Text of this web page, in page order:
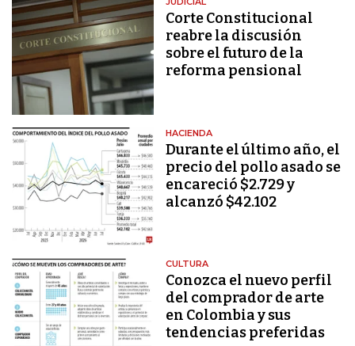
Corte Constitucional
reabre la discusión
sobre el futuro de la
reforma pensional
HACIENDA
Durante el último año, el
precio del pollo asado se
encareció $2.729 y
alcanzó $42.102
CULTURA
Conozca el nuevo perfil
del comprador de arte
en Colombia y sus
tendencias preferidas